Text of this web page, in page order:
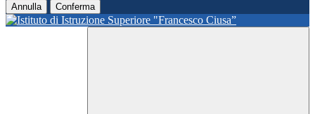
Annulla Conferma